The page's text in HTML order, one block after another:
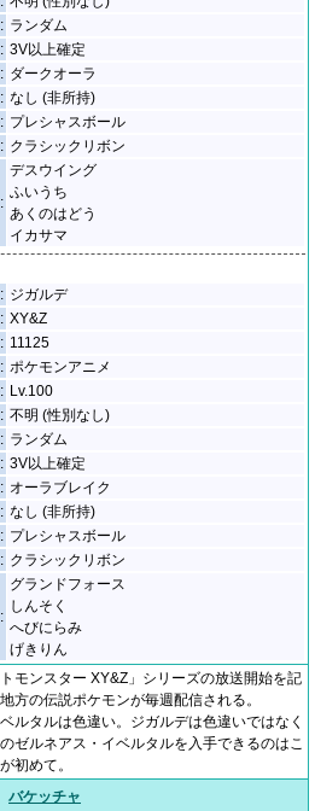
ランダム
3V以上確定
ダークオーラ
なし (非所持)
プレシャスボール
クラシックリボン
デスウイング
ふいうち
あくのはどう
イカサマ
ジガルデ
XY&Z
11125
ポケモンアニメ
Lv.100
不明 (性別なし)
ランダム
3V以上確定
オーラブレイク
なし (非所持)
プレシャスボール
クラシックリボン
グランドフォース
しんそく
へびにらみ
げきりん
モンスター XY&Z」シリーズの放送開始を記
方の伝説ポケモンが毎週配信される。
ルタルは色違い。ジガルデは色違いではなく
ゼルネアス・イベルタルを入手できるのはこ
初めて。
バケッチャ